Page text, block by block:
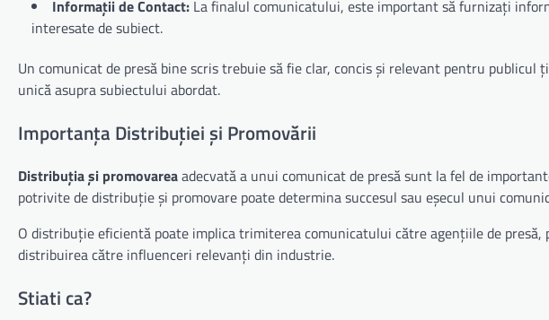
Informații de Contact: La finalul comunicatului, este important să furnizați
interesate de subiect.
Un comunicat de presă bine scris trebuie să fie clar, concis și relevant pentru
unică asupra subiectului abordat.
Importanța Distribuției și Promovării
Distribuția și promovareaadecvată a unui comunicat de presă sunt la fel de
potrivite de distribuție și promovare poate determina succesul sau eșecul unui
O distribuție eficientă poate implica trimiterea comunicatului către agențiile de
distribuirea către influenceri relevanți din industrie.
Stiati ca?